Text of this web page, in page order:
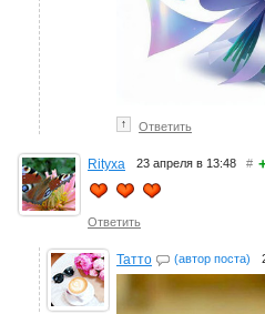
↑ Ответить
Rityxa 23 апреля в 13:48 #
Ответить
Татто (автор поста)